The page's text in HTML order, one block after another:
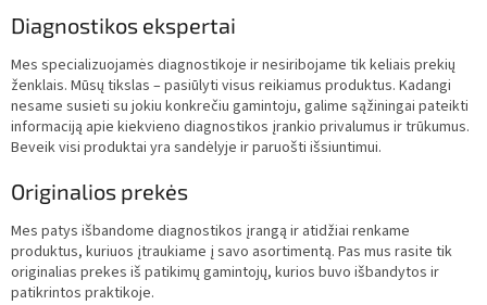
Diagnostikos ekspertai
Mes specializuojamės diagnostikoje ir nesiribojame tik keliais prekių
ženklais. Mūsų tikslas – pasiūlyti visus reikiamus produktus. Kadangi
nesame susieti su jokiu konkrečiu gamintoju, galime sąžiningai pateikti
informaciją apie kiekvieno diagnostikos įrankio privalumus ir trūkumus.
Beveik visi produktai yra sandėlyje ir paruošti išsiuntimui.
Originalios prekės
Mes patys išbandome diagnostikos įrangą ir atidžiai renkame
produktus, kuriuos įtraukiame į savo asortimentą. Pas mus rasite tik
originalias prekes iš patikimų gamintojų, kurios buvo išbandytos ir
patikrintos praktikoje.